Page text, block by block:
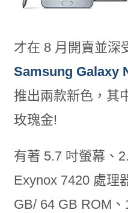
才在 8 月開賣並深
Samsung Galaxy
推出兩款新色，其
玫瑰金!
有著 5.7 吋螢幕、
Exynox 7420 處理
GB/ 64 GB ROM